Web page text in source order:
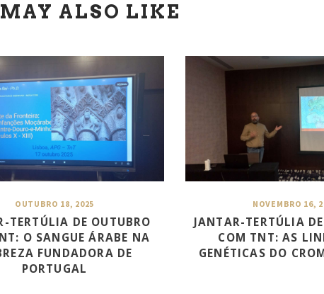
ALSO LIKE
OUTUBRO 18, 2025
TERTÚLIA DE OUTUBRO
O SANGUE ÁRABE NA
FUNDADORA DE
PORTUGAL
NOVEMBRO 16,
JANTAR-TERTÚLIA
COM TNT: AS
GENÉTICAS DO